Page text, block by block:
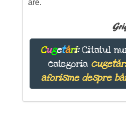
are.
Cugetări:Citatul
categoria
aforisme despre